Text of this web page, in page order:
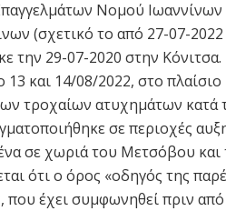
Νομού Ιωαννίνων
(σχετικό το από 27-07-
την 29-07-2020 στην Κόνιτσα.
13 και 14/08/2022, στο
τροχαίων ατυχημάτων κατά
σε περιοχές
σε χωριά του Μετσόβου και
ότι ο όρος «οδηγός της
που έχει συμφωνηθεί πριν